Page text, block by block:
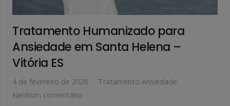
Tratamento Humanizado para
Ansiedade em Santa Helena –
Vitória ES
4 de fevereiro de 2026
Tratamento Ansiedade
Nenhum comentário